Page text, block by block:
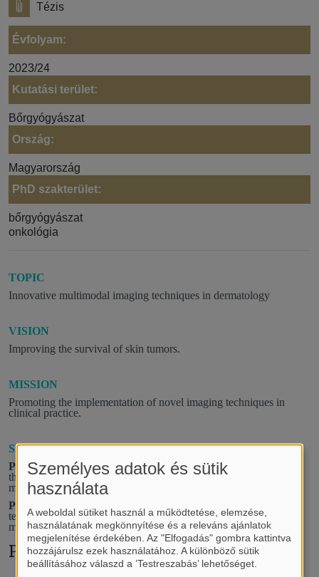
Tézis
Évfolyam:
2023/24
Kutatási terület:
Bőrgyógyászat
Ország:
Magyarország
PhD szakterület:
bőrgyógyászat
onkológia
TOPIC
Innovative multimodal imaging techniques in dermatology
VISION
Improving the survival of skin tumors.
MISSION
Promoting the implementation of novel imaging techniques in
clinical practice.
SPECIFIC GOALS
PROJECT 1:Comparing the efficacy of imaging modalities for
the diagnosis of malignant melanoma: A systematic review and
meta-analysis.
PROJECT 2:
techniques for assessing Breslow thickness in malignant
melanoma: a systematic review and meta-analysis.
Publications
Személyes adatok és sütik
használata
A weboldal sütiket használ a működtetése, elemzése,
használatának megkönnyítése és a releváns ajánlatok
megjelenítése érdekében. Az "Elfogadás" gombra kattintva
hozzájárulsz ezek használatához. A különböző sütik
beállításához válaszd a ’Testreszabás’ lehetőséget.